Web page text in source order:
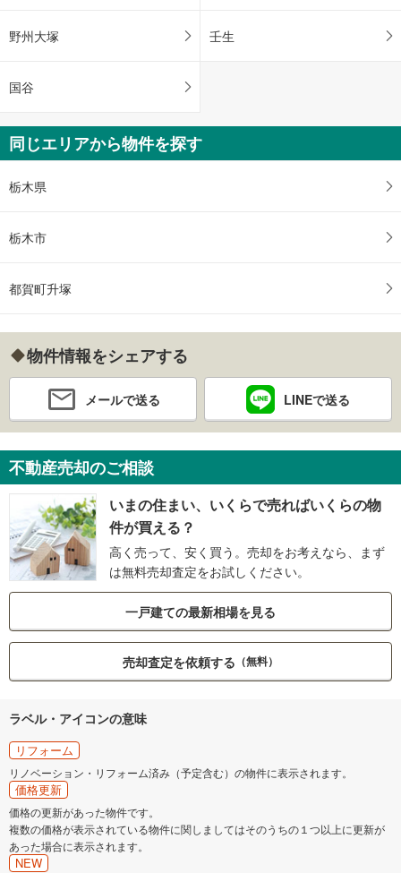
野州大塚 壬生
国谷
同じエリアから物件を探す
栃木県
栃木市
都賀町升塚
物件情報をシェアする
メールで送る LINEで送る
不動産売却のご相談
いまの住まい、いくらで売ればいくらの物
件が買える？
高く売って、安く買う。売却をお考えなら、まず
は無料売却査定をお試しください。
一戸建ての最新相場を見る
売却査定を依頼する （無料）
ラベル・アイコンの意味
リフォーム
リノベーション・リフォーム済み（予定含む）の物件に表示されます。
価格更新
価格の更新があった物件です。
複数の価格が表示されている物件に関しましてはそのうちの１つ以上に更新が
あった場合に表示されます。
NEW